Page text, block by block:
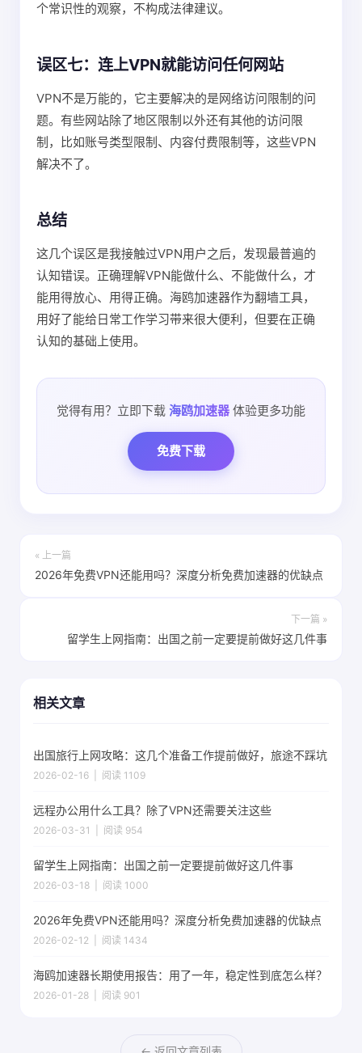
个常识性的观察，不构成法律建议。
误区七：连上VPN就能访问任何网站
VPN不是万能的，它主要解决的是网络访问限制的问
题。有些网站除了地区限制以外还有其他的访问限
制，比如账号类型限制、内容付费限制等，这些VPN
解决不了。
总结
这几个误区是我接触过VPN用户之后，发现最普遍的
认知错误。正确理解VPN能做什么、不能做什么，才
能用得放心、用得正确。海鸥加速器作为翻墙工具，
用好了能给日常工作学习带来很大便利，但要在正确
认知的基础上使用。
觉得有用？立即下载 海鸥加速器 体验更多功能
免费下载
« 上一篇
2026年免费VPN还能用吗？深度分析免费加速器的优缺点
下一篇 »
留学生上网指南：出国之前一定要提前做好这几件事
相关文章
出国旅行上网攻略：这几个准备工作提前做好，旅途不踩坑
2026-02-16 | 阅读 1109
远程办公用什么工具？除了VPN还需要关注这些
2026-03-31 | 阅读 954
留学生上网指南：出国之前一定要提前做好这几件事
2026-03-18 | 阅读 1000
2026年免费VPN还能用吗？深度分析免费加速器的优缺点
2026-02-12 | 阅读 1434
海鸥加速器长期使用报告：用了一年，稳定性到底怎么样？
2026-01-28 | 阅读 901